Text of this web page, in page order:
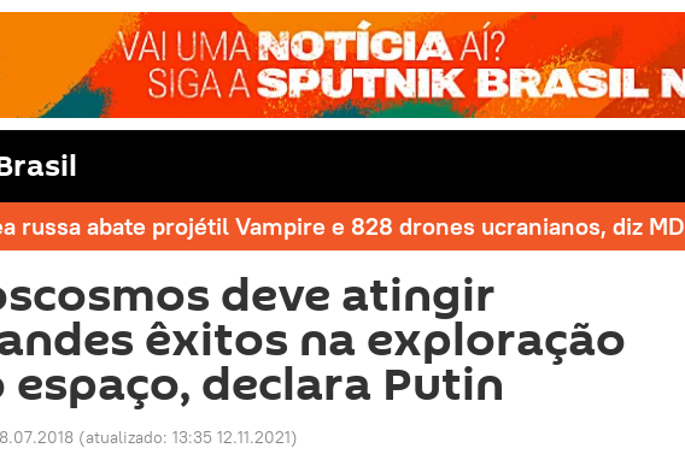
russa abate projétil Vampire e 828 drones ucranianos, diz MD
deve atingir
êxitos na exploração
espaço, declara Putin
(atualizado: 13:35 12.11.2021)